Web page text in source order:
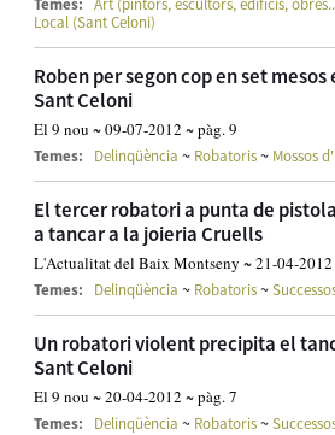
Temes: Art (pintors, escultors, edificis,
Local (Sant Celoni)
Roben per segon cop en set mesos
Sant Celoni
El 9 nou ~ 09-07-2012 ~ pàg. 9
Temes: Delinqüència ~ Robatoris~ Mossos
El tercer robatori a punta de
a tancar a la joieria Cruells
L'Actualitat del Baix Montseny ~ 21-04-2012
Temes: Delinqüència ~ Robatoris~
Un robatori violent precipita el
Sant Celoni
El 9 nou ~ 20-04-2012 ~ pàg. 7
Temes: Delinqüència ~ Robatoris~